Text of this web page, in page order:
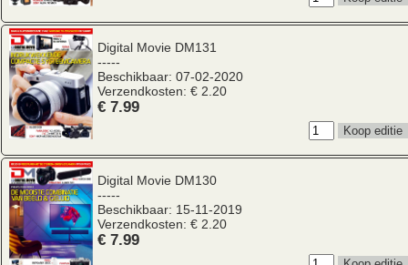
Digital Movie DM131
-----
Beschikbaar: 07-02-2020
Verzendkosten: € 2.20
€ 7.99
Digital Movie DM130
-----
Beschikbaar: 15-11-2019
Verzendkosten: € 2.20
€ 7.99